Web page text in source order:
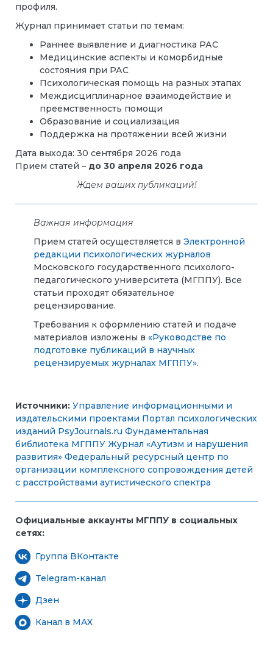
профиля.
Журнал принимает статьи по темам:
Раннее выявление и диагностика РАС
Медицинские аспекты и коморбидные
состояния при РАС
Психологическая помощь на разных этапах
Междисциплинарное взаимодействие и
преемственность помощи
Образование и социализация
Поддержка на протяжении всей жизни
Дата выхода: 30 сентября 2026 года
Прием статей – до 30 апреля 2026 года
Ждем ваших публикаций!
Важная информация
Прием статей осуществляется в Электронной
редакции психологических журналов
Московского государственного психолого-
педагогического университета (МГППУ). Все
статьи проходят обязательное
рецензирование.
Требования к оформлению статей и подаче
материалов изложены в «Руководстве по
подготовке публикаций в научных
рецензируемых журналах МГППУ».
Источники: Управление информационными и
издательскими проектами Портал психологических
изданий PsyJournals.ru Фундаментальная
библиотека МГППУ Журнал «Аутизм и нарушения
развития» Федеральный ресурсный центр по
организации комплексного сопровождения детей
с расстройствами аутистического спектра
Официальные аккаунты МГППУ в социальных
сетях:
Группа ВКонтакте
Telegram-канал
Дзен
Канал в MAX